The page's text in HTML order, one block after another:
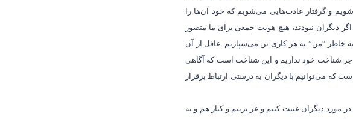
و گرفتار عادت‌هایی می‌شویم که خود آن‌ها را
دیگران نبودند، هیچ هویت جمعی برای ما متصور
خاطر “من” به هر کاری تن می‌سپاریم. غافل از آن
جز شناخت خود نداریم و این شناخت است که آگاهی
است که میتوانیم با دیگران به درستی ارتباط برقرار
مورد دیگران غیبت کنیم و غر بزنیم و کنار هم و به